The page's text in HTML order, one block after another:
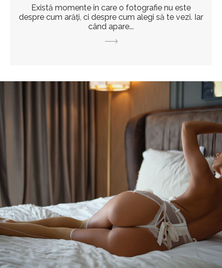
Există momente în care o fotografie nu este
despre cum arăți, ci despre cum alegi să te vezi. Iar
când apare...